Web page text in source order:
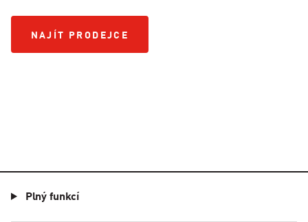
NAJÍT PRODEJCE
NAJÍT PRODEJCE
Plný funkcí